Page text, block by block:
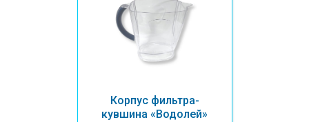
Корпус фильтра-
кувшина «Водолей»